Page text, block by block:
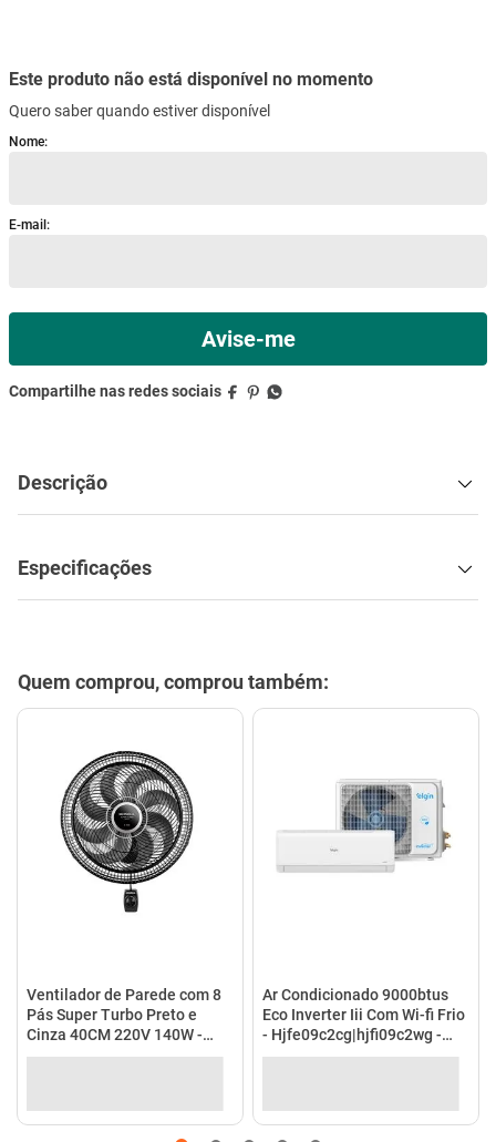
Este produto não está disponível no momento
Quero saber quando estiver disponível
Descrição
Especificações
Quem comprou, comprou também:
Ventilador de Parede com 8
Pás Super Turbo Preto e
Cinza 40CM 220V 140W -
VTX-40P-8P - Mondial
Ar Condicionado 9000btus
Eco Inverter Iii Com Wi-fi Frio
- Hjfe09c2cg|hjfi09c2wg -
Elgin